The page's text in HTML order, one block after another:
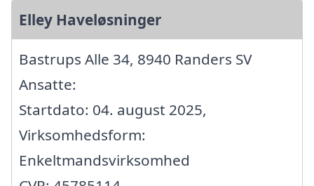
Elley Haveløsninger
Bastrups Alle 34, 8940 Randers SV
Ansatte:
Startdato: 04. august 2025,
Virksomhedsform:
Enkeltmandsvirksomhed